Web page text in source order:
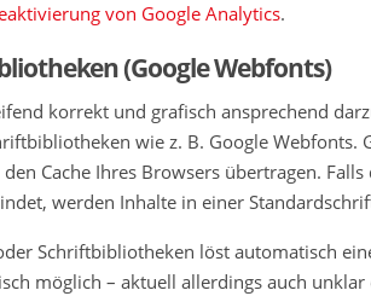
von Google Analytics.
(Google Webfonts)
korrekt und grafisch ansprechend
wie z. B. Google Webfonts.
Cache Ihres Browsers übertragen.
werden Inhalte in einer
Schriftbibliotheken löst automatisch
möglich – aktuell allerdings auch